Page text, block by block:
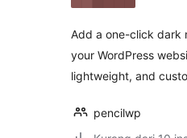
Add a one-click dark
your WordPress
lightweight, and
pencilwp